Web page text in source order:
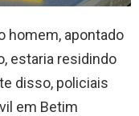
homem, apontado
estaria residindo
disso, policiais
em Betim